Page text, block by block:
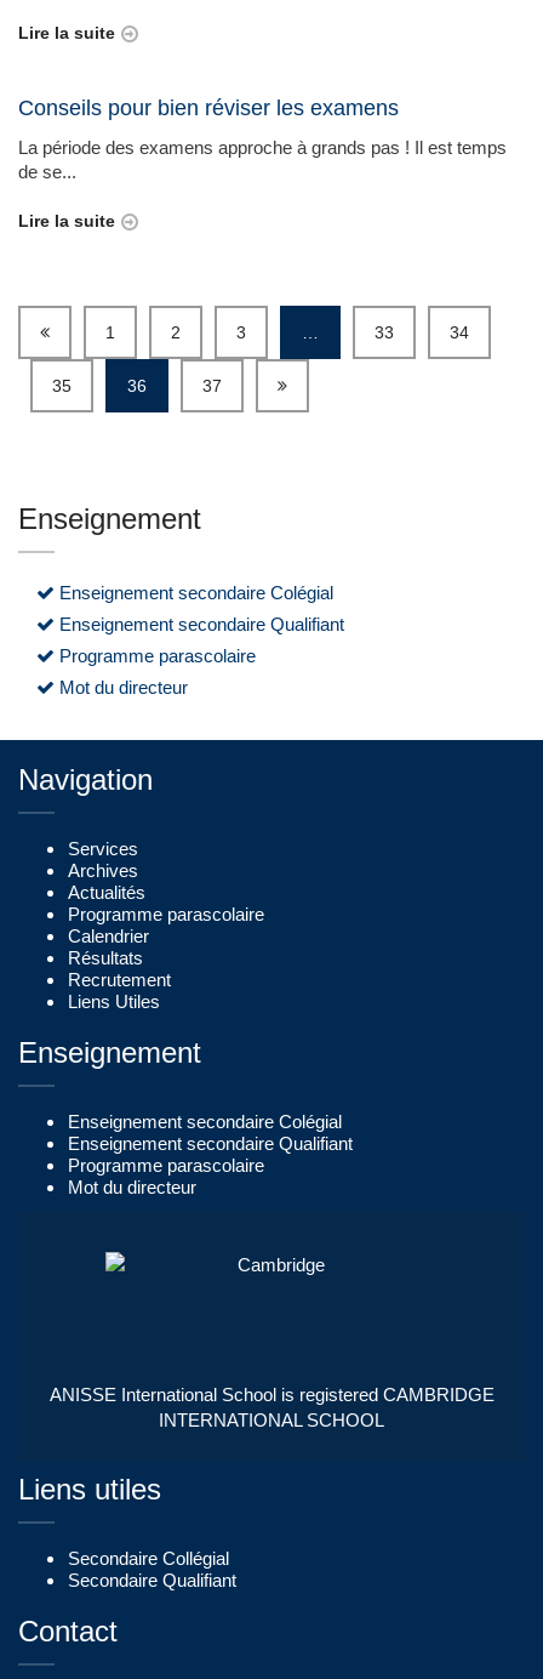
Lire la suite
Conseils pour bien réviser les examens
La période des examens approche à grands pas ! Il est temps
de se...
Lire la suite
1 2 3 33 34
35 36 37
Enseignement
Enseignement secondaire Colégial
Enseignement secondaire Qualifiant
Programme parascolaire
Mot du directeur
Navigation
Services
Archives
Actualités
Programme parascolaire
Calendrier
Résultats
Recrutement
Liens Utiles
Enseignement
Enseignement secondaire Colégial
Enseignement secondaire Qualifiant
Programme parascolaire
Mot du directeur
ANISSE International School is registered CAMBRIDGE
INTERNATIONAL SCHOOL
Liens utiles
Secondaire Collégial
Secondaire Qualifiant
Contact